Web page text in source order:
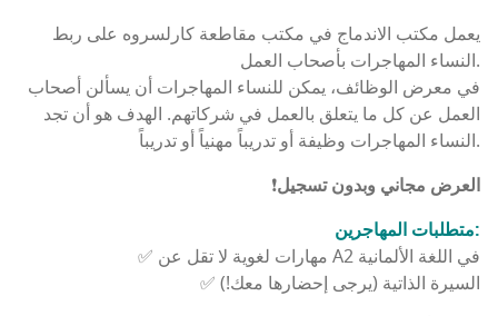
يعمل مكتب الاندماج في مكتب مقاطعة كارلسروه على ربط
النساء المهاجرات بأصحاب العمل.
في معرض الوظائف، يمكن للنساء المهاجرات أن يسألن أصحاب
العمل عن كل ما يتعلق بالعمل في شركاتهم. الهدف هو أن تجد
النساء المهاجرات وظيفة أو تدريباً مهنياً أو تدريباً.
❗العرض مجاني وبدون تسجيل
متطلبات المهاجرين:
✅ مهارات لغوية لا تقل عن A2 في اللغة الألمانية
✅ السيرة الذاتية (يرجى إحضارها معك!)